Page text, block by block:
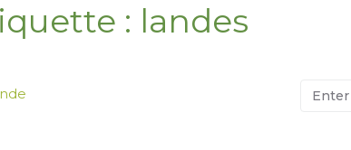
: landes